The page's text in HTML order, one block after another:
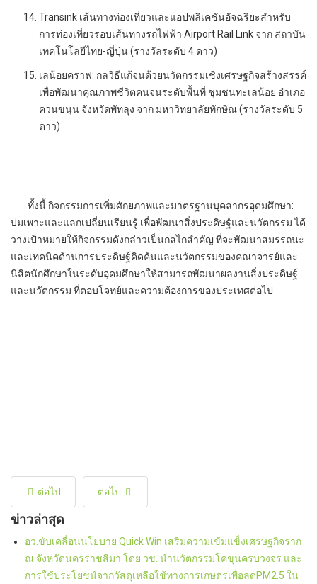
Transink เส้นทางท่องเที่ยวและแอปพลิเคชันอัจฉริยะสำหรับ
การท่องเที่ยวรอบเส้นทางรถไฟฟ้า Airport Rail Link จาก สถาบัน
เทคโนโลยีไทย-ญี่ปุ่น (รางวัลระดับ 4 ดาว)
เลน้อยคราฟ: กลวิธีแก้จนด้วยนวัตกรรมเชิงเศรษฐกิจสร้างสรรค์
เพื่อพัฒนาคุณภาพชีวิตคนจนระดับพื้นที่ ชุมชนทะเลน้อย อำเภอ
ควนขนุน จังหวัดพัทลุง จาก มหาวิทยาลัยทักษิณ (รางวัลระดับ 5
ดาว)
ทั้งนี้ กิจกรรมการเพิ่มศักยภาพและมาตรฐานบุคลากรอุดมศึกษา:
บ่มเพาะและแลกเปลี่ยนเรียนรู้ เพื่อพัฒนาสิ่งประดิษฐ์และนวัตกรรม ได้
วางเป้าหมายให้กิจกรรมดังกล่าวเป็นกลไกสำคัญ ที่จะพัฒนาสมรรถนะ
และเทคนิคด้านการประดิษฐ์คิดค้นและนวัตกรรมของคณาจารย์และ
นิสิตนักศึกษาในระดับอุดมศึกษาให้สามารถพัฒนาผลงานสิ่งประดิษฐ์
และนวัตกรรม ที่ตอบโจทย์และความต้องการของประเทศต่อไป
ต่อไป ต่อไป
ข่าวล่าสุด
อว.ขับเคลื่อนนโยบาย Quick Win เสริมความเข้มแข็งเศรษฐกิจราก
ณ จังหวัดนครราชสีมา โดย วช. นำนวัตกรรมโคขุนครบวงจร และ
การใช้ประโยชน์จากวัสดุเหลือใช้ทางการเกษตรเพื่อลดPM2.5 ใน